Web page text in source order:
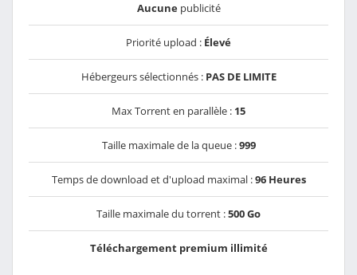
Aucunepublicité
Priorité upload : Élevé
Hébergeurs sélectionnés : PAS DE LIMITE
Max Torrent en parallèle : 15
Taille maximale de la queue :999
Temps de download et d'upload maximal :96 Heures
Taille maximale du torrent :500 Go
Téléchargement premium illimité